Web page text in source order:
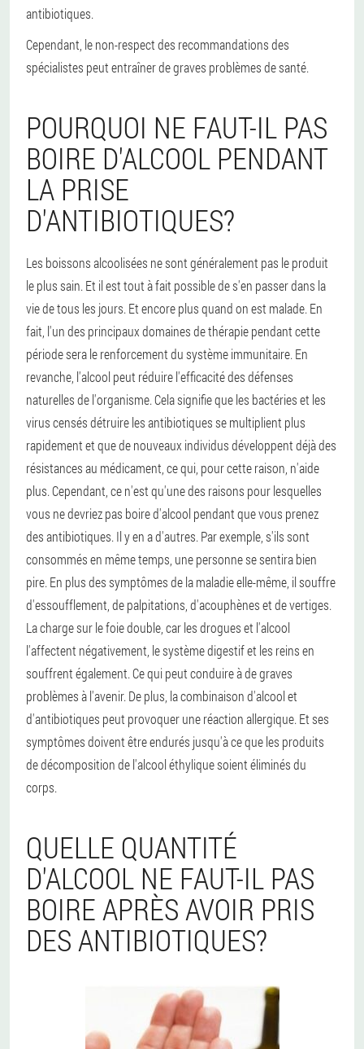
antibiotiques.
Cependant, le non-respect des recommandations des
spécialistes peut entraîner de graves problèmes de santé.
POURQUOI NE FAUT-IL PAS
BOIRE D'ALCOOL PENDANT
LA PRISE
D'ANTIBIOTIQUES?
Les boissons alcoolisées ne sont généralement pas le produit
le plus sain. Et il est tout à fait possible de s'en passer dans la
vie de tous les jours. Et encore plus quand on est malade. En
fait, l'un des principaux domaines de thérapie pendant cette
période sera le renforcement du système immunitaire. En
revanche, l'alcool peut réduire l'efficacité des défenses
naturelles de l'organisme. Cela signifie que les bactéries et les
virus censés détruire les antibiotiques se multiplient plus
rapidement et que de nouveaux individus développent déjà des
résistances au médicament, ce qui, pour cette raison, n'aide
plus. Cependant, ce n'est qu'une des raisons pour lesquelles
vous ne devriez pas boire d'alcool pendant que vous prenez
des antibiotiques. Il y en a d'autres. Par exemple, s'ils sont
consommés en même temps, une personne se sentira bien
pire. En plus des symptômes de la maladie elle-même, il souffre
d'essoufflement, de palpitations, d'acouphènes et de vertiges.
La charge sur le foie double, car les drogues et l'alcool
l'affectent négativement, le système digestif et les reins en
souffrent également. Ce qui peut conduire à de graves
problèmes à l'avenir. De plus, la combinaison d'alcool et
d'antibiotiques peut provoquer une réaction allergique. Et ses
symptômes doivent être endurés jusqu'à ce que les produits
de décomposition de l'alcool éthylique soient éliminés du
corps.
QUELLE QUANTITÉ
D'ALCOOL NE FAUT-IL PAS
BOIRE APRÈS AVOIR PRIS
DES ANTIBIOTIQUES?